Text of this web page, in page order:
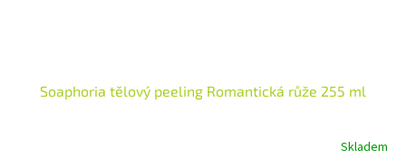
Soaphoria tělový peeling Romantická růže 255 ml
Skladem